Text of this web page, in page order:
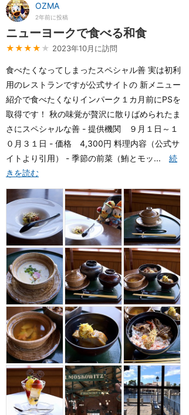
OZMA
2年前に投稿
ニューヨークで食べる和食
★★★★ ★ 2023年10月に訪問
食べたくなってしまったスペシャル善 実は初利
用のレストランですが公式サイトの 新メニュー
紹介で食べたくなりインパーク１カ月前にPSを
取得です！ 秋の味覚が贅沢に散りばめられたま
さにスペシャルな善 - 提供機関 ９月１日～１
０月３１日 - 価格 4,300円 料理内容（公式サ
イトより引用） - 季節の前菜（鮪とモッ... 続
きを読む